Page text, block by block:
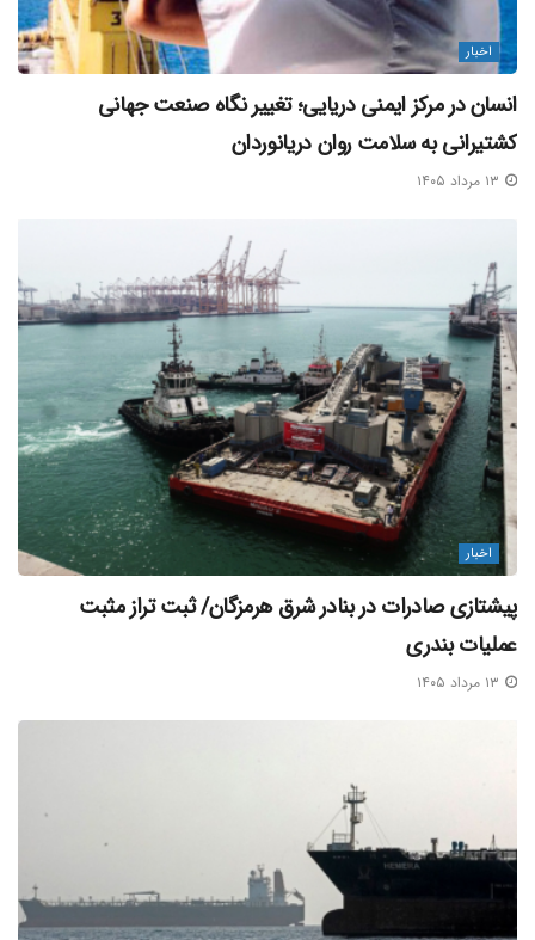
اخبار
انسان در مرکز ایمنی دریایی؛ تغییر نگاه صنعت جهانی
کشتیرانی به سلامت روان دریانوردان
اخبار
پیشتازی صادرات در بنادر شرق هرمزگان/ ثبت تراز مثبت
عملیات بندری